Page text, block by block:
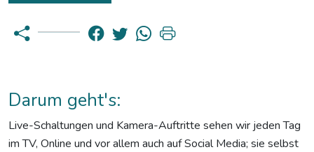
Darum geht's:
Live-Schaltungen und Kamera-Auftritte sehen wir jeden Tag
im TV, Online und vor allem auch auf Social Media; sie selbst